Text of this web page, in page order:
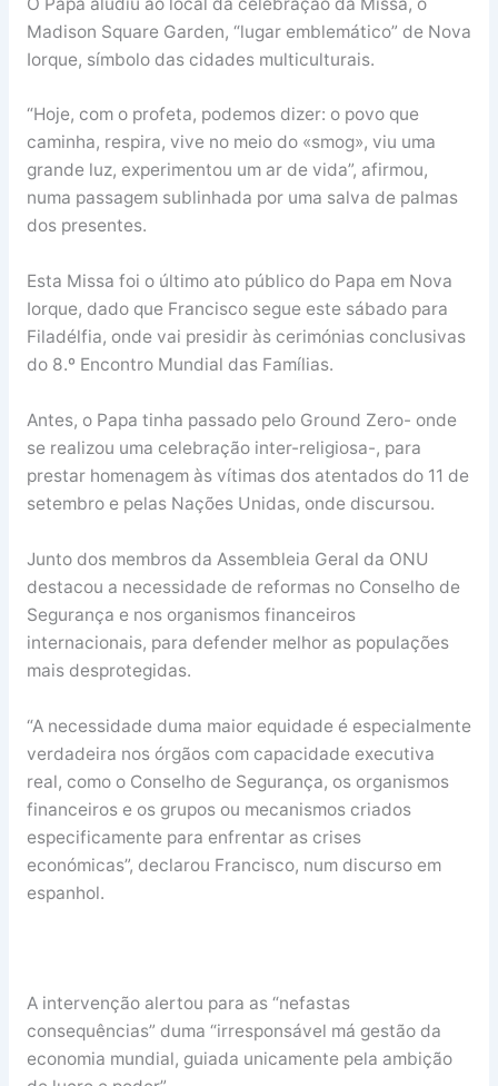
Madison Square Garden, “lugar emblemático” de Nova
Iorque, símbolo das cidades multiculturais.
“Hoje, com o profeta, podemos dizer: o povo que
caminha, respira, vive no meio do «smog», viu uma
grande luz, experimentou um ar de vida”, afirmou,
numa passagem sublinhada por uma salva de palmas
dos presentes.
Esta Missa foi o último ato público do Papa em Nova
Iorque, dado que Francisco segue este sábado para
Filadélfia, onde vai presidir às cerimónias conclusivas
do 8.º Encontro Mundial das Famílias.
Antes, o Papa tinha passado pelo Ground Zero- onde
se realizou uma celebração inter-religiosa-, para
prestar homenagem às vítimas dos atentados do 11 de
setembro e pelas Nações Unidas, onde discursou.
Junto dos membros da Assembleia Geral da ONU
destacou a necessidade de reformas no Conselho de
Segurança e nos organismos financeiros
internacionais, para defender melhor as populações
mais desprotegidas.
“A necessidade duma maior equidade é especialmente
verdadeira nos órgãos com capacidade executiva
real, como o Conselho de Segurança, os organismos
financeiros e os grupos ou mecanismos criados
especificamente para enfrentar as crises
económicas”, declarou Francisco, num discurso em
espanhol.
A intervenção alertou para as “nefastas
consequências” duma “irresponsável má gestão da
economia mundial, guiada unicamente pela ambição